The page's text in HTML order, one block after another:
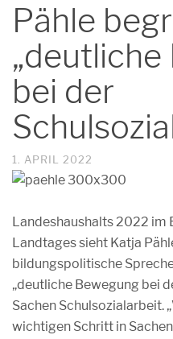
Pähle
„deutliche
bei der
1. APRIL 2022
Landeshaushalts 2022 im
Landtages sieht Katja
bildungspolitische
„deutliche Bewegung bei
Sachen Schulsozialarbeit.
wichtigen Schritt in